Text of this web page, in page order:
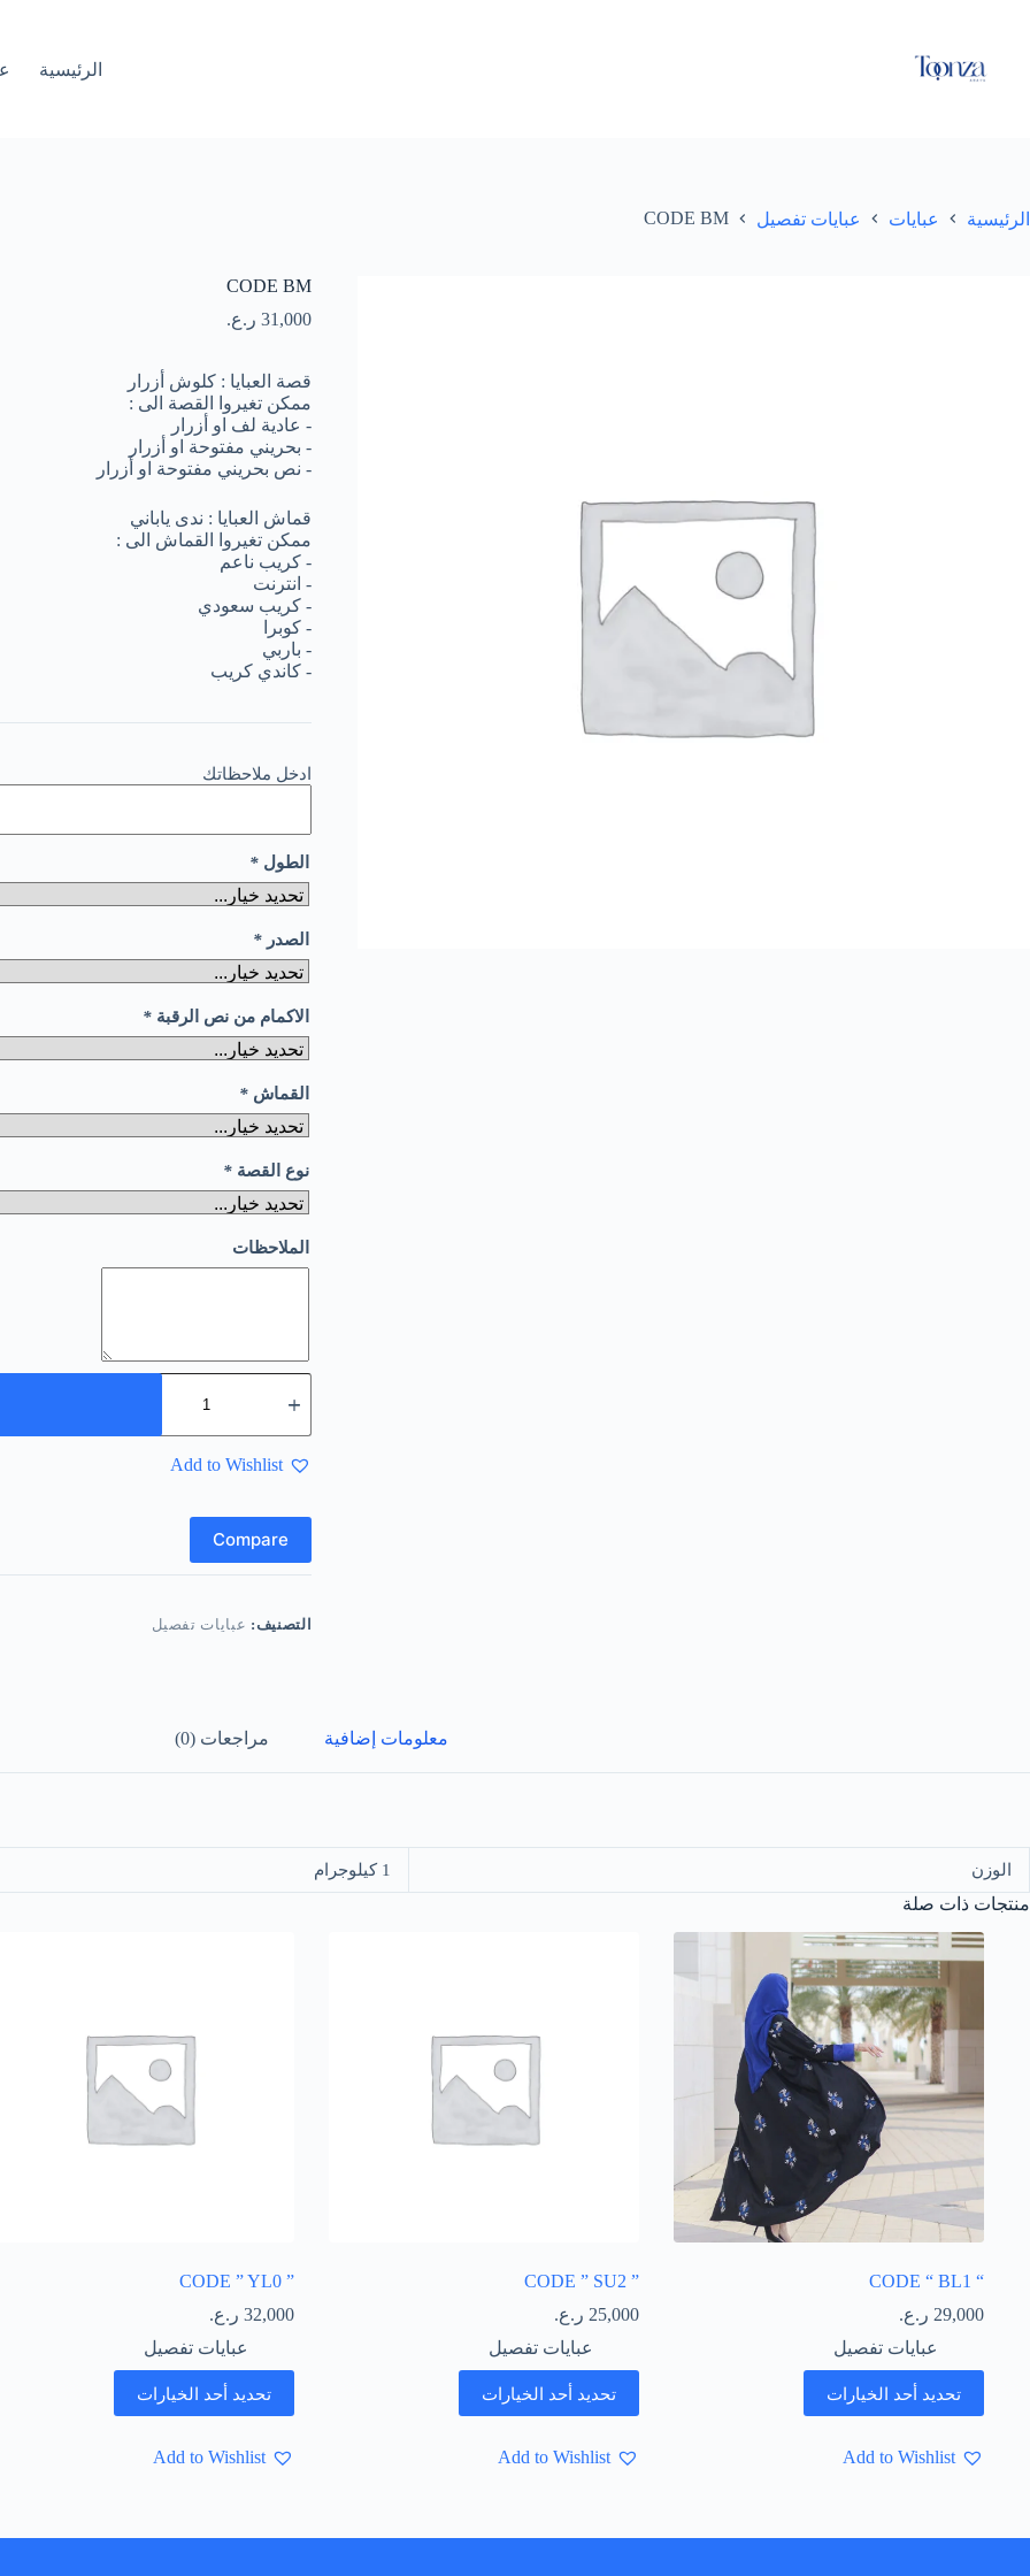
الرئيسية
الرئيسية عبايات عبايات تفصيل CODE BM
CODE BM
31,000 ر.ع.
قصة العبايا : كلوش أزرار
ادخل ملاحظاتك
الطول *
الصدر *
الاكمام من نص الرقبة *
القماش *
نوع القصة *
الملاحظات
Add to Wishlist
Compare
التصنيف: عبايات تفصيل
معلومات إضافية مراجعات (0)
الوزن 1 كيلوجرام
منتجات ذات صلة
“ CODE “ BL1
29,000 ر.ع.
عبايات تفصيل
تحديد أحد الخيارات
Add to Wishlist
” CODE ” SU2
25,000 ر.ع.
عبايات تفصيل
تحديد أحد الخيارات
Add to Wishlist
” CODE ” YL0
32,000 ر.ع.
عبايات تفصيل
تحديد أحد الخيارات
Add to Wishlist